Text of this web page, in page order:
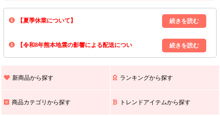
【夏季休業について】
8/13(木)～8/16(日)の間｢出荷業務・お問い合わせ業務｣はお休みいたしま
上記期間中のご注文・お問い合わせは8/17(月)以降の対応となりますので
【令和8年熊本地震の影響による配送につい
また､ 九州全域でお荷物のお届けに遅延が生じております｡
新商品から探す ランキングから探す
商品カテゴリから探す トレンドアイテムから探す